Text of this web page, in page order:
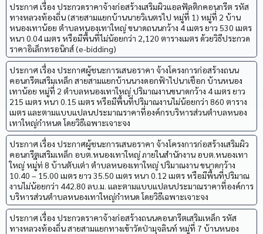
ประกาศ เรื่อง ประกวดราคาจ้างก่อสร้างเสริมผิวแอลฟัลติกคอนกรีต รหัส
ทางหลวงท้องถิ่น (สายสามแยกบ้านนายวิเนตรไป หมู่ที่ 1) หมู่ที่ 2 บ้าน
หนองเทาน้อย ตำบลหนองเทาใหญ่ ขนาดถนนกว้าง 4 เมตร ยาว 530 เมตร
หนา 0.04 เมตร หรือมีพื้นที่ไม่น้อยกว่า 2,120 ตารางเมตร ด้วยวิธีประกวด
ราคาอิเล็กทรอนิกส์ (e-bidding)
ประกาศ เรื่อง ประกาศผู้ชนะการเสนอราคา จ้างโครงการก่อสร้างถนน
คอนกรีตเสริมเหล็ก สายสามแยกบ้านนางดอกฟ้าไปนาเชือก บ้านหนอง
เทาน้อย หมู่ที่ 2 ตำบลหนองเทาใหญ่ ปริมาณงานขนาดกว้าง 4 เมตร ยาว
215 เมตร หนา 0.15 เมตร หรือมีพื้นที่ปริมาณงานไม่น้อยกว่า 860 ตาราง
เมตร และตามแบบแปลนประมาณราคาที่องค์กรบริหารส่วนตำบลหนอง
เทาใหญ่กำหนด โดยวิธีเฉพาะเจาะจง
ประกาศ เรื่อง ประกาศผู้ชนะการเสนอราคา จ้างโครงการก่อสร้างเสริมผิว
คอนกรีตเสริมเหล็ก อบต.หนองเทาใหญ่ ภายในสำนักงาน อบต.หนองเทา
ใหญ่ หมู่ีท่ 8 บ้านตับเต่า ตำบลหนองเทาใหญ่ ปริมาณงาน ขนาดกว้าง
10.40 – 15.00 เมตร ยาว 35.50 เมตร หนา 0.12 เมตร หรือมีพื้นที่ปริมาณ
งานไม่น้อยกว่า 442.80 ลบ.ม. และตามแบบแปลนประมาณราคาที่องค์การ
บริหารส่วนตำบลหนองเทาใหญ่กำหนด โดยวิธีเฉพาะเจาะจง
ประกาศ เรื่อง ประกวดราคาจ้างก่อสร้างถนนคอนกรีตเสริมเหล็ก รหัส
ทางหลวงท้องถิ่น สายสามแยกทางเข้าวัดป่ามุจลินท์ หมู่ที่ 7 บ้านหนอง